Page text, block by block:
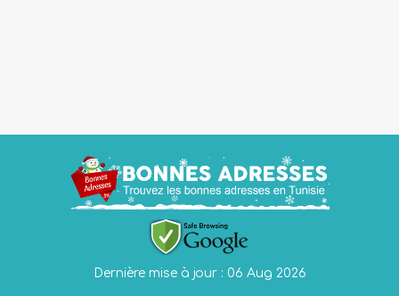
Dernière mise à jour : 06 Aug 2026